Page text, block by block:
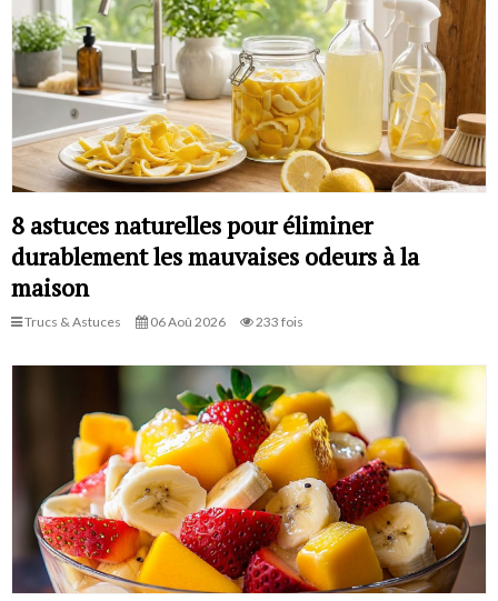
8 astuces naturelles pour éliminer
durablement les mauvaises odeurs à la
maison
Trucs & Astuces 06 Aoû 2026 233 fois